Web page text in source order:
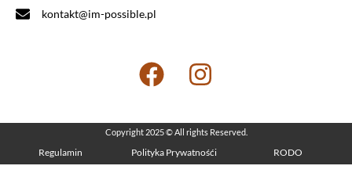
kontakt@im-possible.pl
Copyright 2025 © All rights Reserved.
Regulamin Polityka Prywatnośći RODO